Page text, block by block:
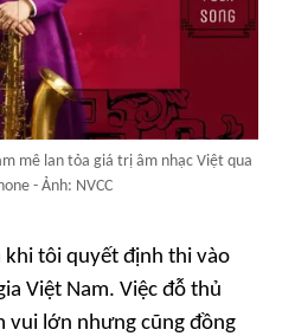
mê lan tỏa giá trị âm nhạc Việt qua
- Ảnh: NVCC
khi tôi quyết định thi vào
Việt Nam. Việc đỗ thủ
vui lớn nhưng cũng đồng